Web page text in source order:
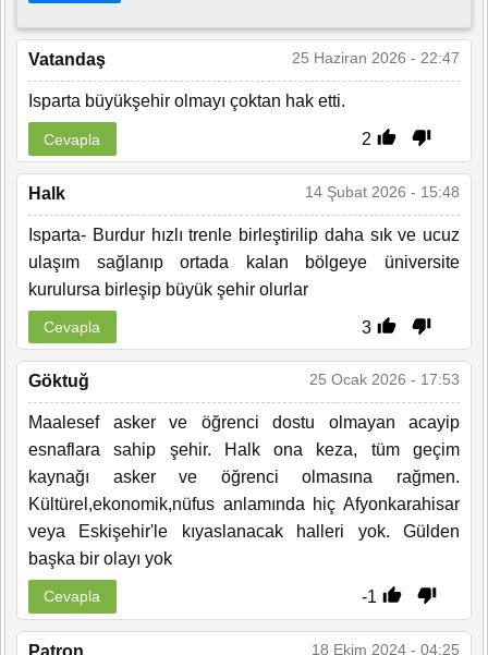
Vatandaş 25 Haziran 2026 - 22:47
Isparta büyükşehir olmayı çoktan hak etti.
2
Cevapla
Halk 14 Şubat 2026 - 15:48
Isparta- Burdur hızlı trenle birleştirilip daha sık ve ucuz
ulaşım sağlanıp ortada kalan bölgeye üniversite
kurulursa birleşip büyük şehir olurlar
3
Cevapla
Göktuğ 25 Ocak 2026 - 17:53
Maalesef asker ve öğrenci dostu olmayan acayip
esnaflara sahip şehir. Halk ona keza, tüm geçim
kaynağı asker ve öğrenci olmasına rağmen.
Kültürel,ekonomik,nüfus anlamında hiç Afyonkarahisar
veya Eskişehir'le kıyaslanacak halleri yok. Gülden
başka bir olayı yok
-1
Cevapla
Patron 18 Ekim 2024 - 04:25